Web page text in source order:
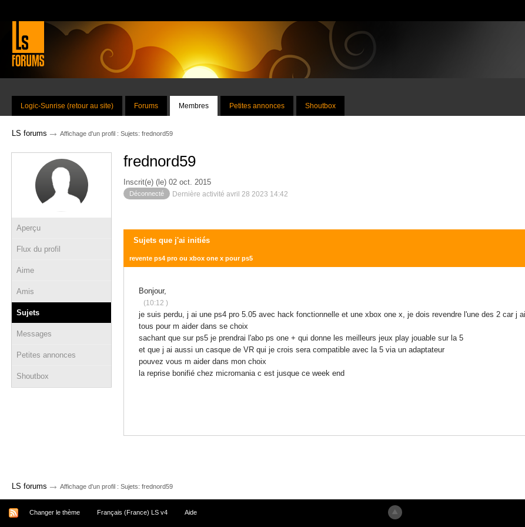
Logic-Sunrise (retour au site) Forums Membres Petites annonces Shoutbox
LS forums → Affichage d'un profil : Sujets: frednord59
Aperçu
Flux du profil
Aime
Amis
Sujets
Messages
Petites annonces
Shoutbox
frednord59
Inscrit(e) (le) 02 oct. 2015
Déconnecté Dernière activité avril 28 2023 14:42
Sujets que j'ai initiés
revente ps4 pro ou xbox one x pour ps5
Bonjour,
(10:12 )
je suis perdu, j ai une ps4 pro 5.05 avec hack fonctionnelle et une xbox one x, je dois revendre l'une des 2 car
tous pour m aider dans se choix
sachant que sur ps5 je prendrai l'abo ps one + qui donne les meilleurs jeux play jouable sur la 5
et que j ai aussi un casque de VR qui je crois sera compatible avec la 5 via un adaptateur
pouvez vous m aider dans mon choix
la reprise bonifié chez micromania c est jusque ce week end
LS forums → Affichage d'un profil : Sujets: frednord59
Changer le thème Français (France) LS v4 Aide